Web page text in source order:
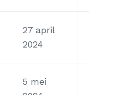
27 april
2024
5 mei